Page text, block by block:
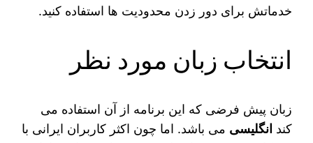
خدماتش برای دور زدن محدودیت‌ ها استفاده کنید.
انتخاب زبان مورد نظر
زبان پیش‌ فرضی که این برنامه از آن استفاده می‌
کند انگلیسی می‌ باشد. اما چون اکثر کاربران ایرانی با